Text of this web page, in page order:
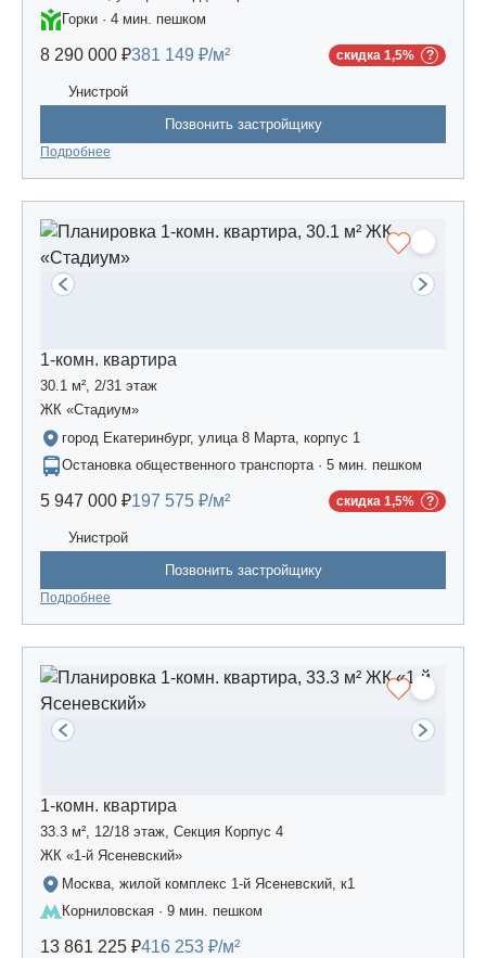
Горки · 4 мин. пешком
8 290 000 ₽381 149 ₽/м² скидка 1,5%
Унистрой
Позвонить застройщику
Подробнее
1-комн. квартира
30.1 м², 2/31 этаж
ЖК «Стадиум»
город Екатеринбург, улица 8 Марта, корпус 1
Остановка общественного транспорта · 5 мин. пешком
5 947 000 ₽197 575 ₽/м² скидка 1,5%
Унистрой
Позвонить застройщику
Подробнее
1-комн. квартира
33.3 м², 12/18 этаж, Секция Корпус 4
ЖК «1-й Ясеневский»
Москва, жилой комплекс 1-й Ясеневский, к1
Корниловская · 9 мин. пешком
13 861 225 ₽416 253 ₽/м²